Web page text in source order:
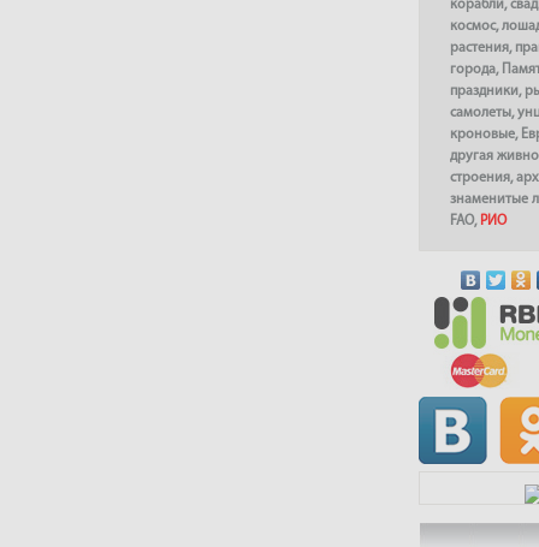
корабли,
космос,
растения,
города,
праздники,
самолеты,
кроновые,
другая
строения,
знаменитые
FAO, РИО